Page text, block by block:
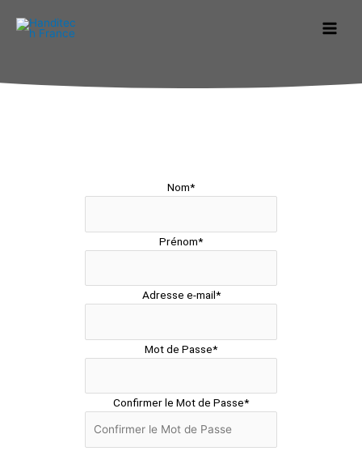
Nom*
Prénom*
Adresse e-mail*
Mot de Passe*
Confirmer le Mot de Passe*